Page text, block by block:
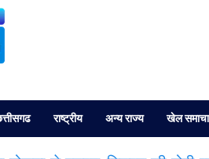
राष्ट्रीय अन्य राज्य खेल